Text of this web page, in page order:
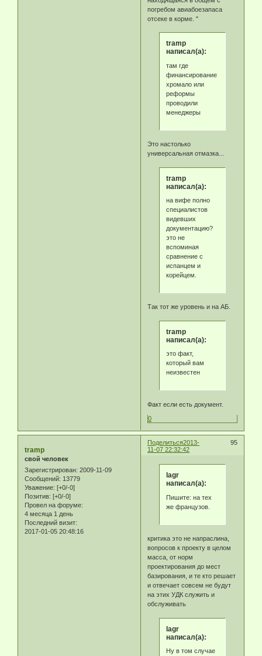
погребом авиабоезапаса
отсеке в корме. "
tramp
написал(а):
там где
финансирование
хромало или
реформы
проводили
менеджеры
Это настолько
универсальная отмазка...
tramp
написал(а):
на вифе полно
специалистов
видевших
документацию?
это не
вспоминая
сравнение с
испанцем и
корейцем.
Так тот же уровень и на АБ.
tramp
написал(а):
это факт,
который вам
неизвестен
Факт если есть документ.
0
Поделиться 95
2013-
11-07 22:32:42
tramp
свой человек
Зарегистрирован: 2009-11-09
Сообщений: 13779
Уважение: [+0/-0]
Позитив: [+0/-0]
Провел на форуме:
4 месяца 1 день
Последний визит:
2017-01-05 20:48:16
lagr
написал(а):
Пишите: на тех
же французов.
критика это не напраслина,
вопросов к проекту в целом
масса, от норм
проектирования до мест
базирования, и те кто решает
и отвечает совсем не будут
на этих УДК служить и
обслуживать
lagr
написал(а):
Ну в том случае